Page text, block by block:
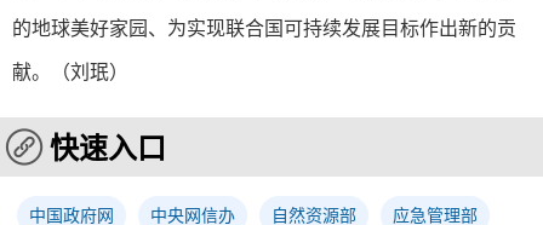
的地球美好家园、为实现联合国可持续发展目标作出新的贡
献。（刘珉）
快速入口
中国政府网 中央网信办 自然资源部 应急管理部